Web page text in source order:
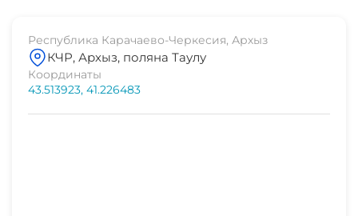
Республика Карачаево-Черкесия, Архыз
КЧР, Архыз, поляна Таулу
Координаты
43.513923, 41.226483